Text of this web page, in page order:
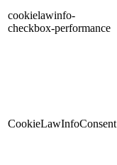
cookielawinfo-
checkbox-performance
CookieLawInfoConsent